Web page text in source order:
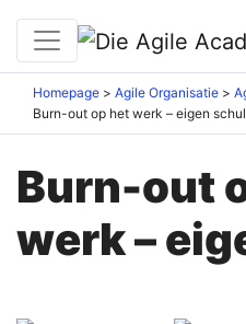
Homepage Agile Organisatie
Burn-out op het werk – eigen
Burn-out
werk –